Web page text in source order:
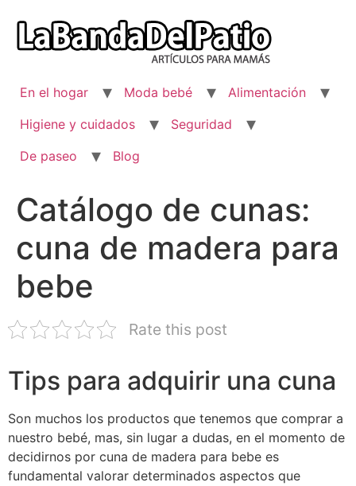
contenido
En el hogar Moda bebé
Alimentación
Higiene y cuidados
Seguridad
De paseo
Blog
Catálogo de cunas:
cuna de madera para
bebe
Rate this post
Tips para adquirir una cuna
Son muchos los productos que tenemos que comprar a
nuestro bebé, mas, sin lugar a dudas, en el momento de
decidirnos por cuna de madera para bebe es
fundamental valorar determinados aspectos que